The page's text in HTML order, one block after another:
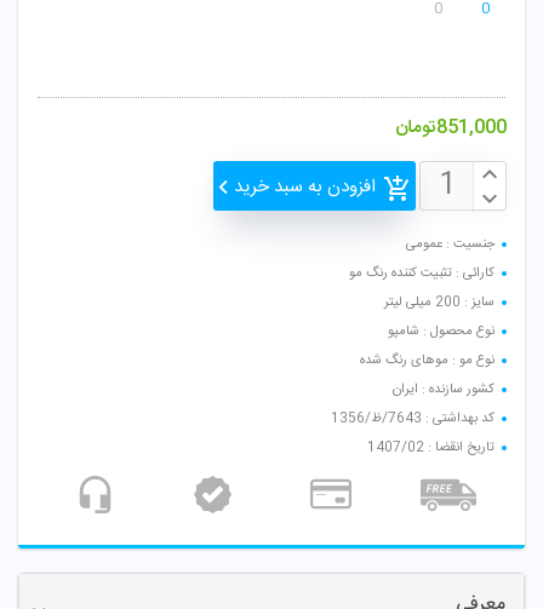
0
0
851,000تومان
افزودن به سبد خرید
جنسیت : عمومی
کارائی : تثبیت کننده رنگ مو
سایز : 200 میلی لیتر
نوع محصول : شامپو
نوع مو : موهای رنگ شده
کشور سازنده : ایران
کد بهداشتی : 7643/ظ/1356
تاریخ انقضا : 1407/02